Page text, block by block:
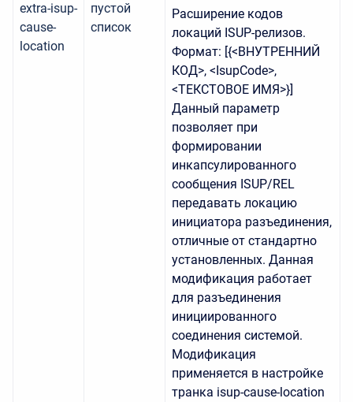
extra-isup-
cause-
location
пустой
список
Расширение кодов
локаций ISUP-релизов.
Формат: [{<ВНУТРЕННИЙ
КОД>, <IsupCode>,
<ТЕКСТОВОЕ ИМЯ>}]
Данный параметр
позволяет при
формировании
инкапсулированного
сообщения ISUP/REL
передавать локацию
инициатора разъединения,
отличные от стандартно
установленных. Данная
модификация работает
для разъединения
инициированного
соединения системой.
Модификация
применяется в настройке
транка isup-cause-location